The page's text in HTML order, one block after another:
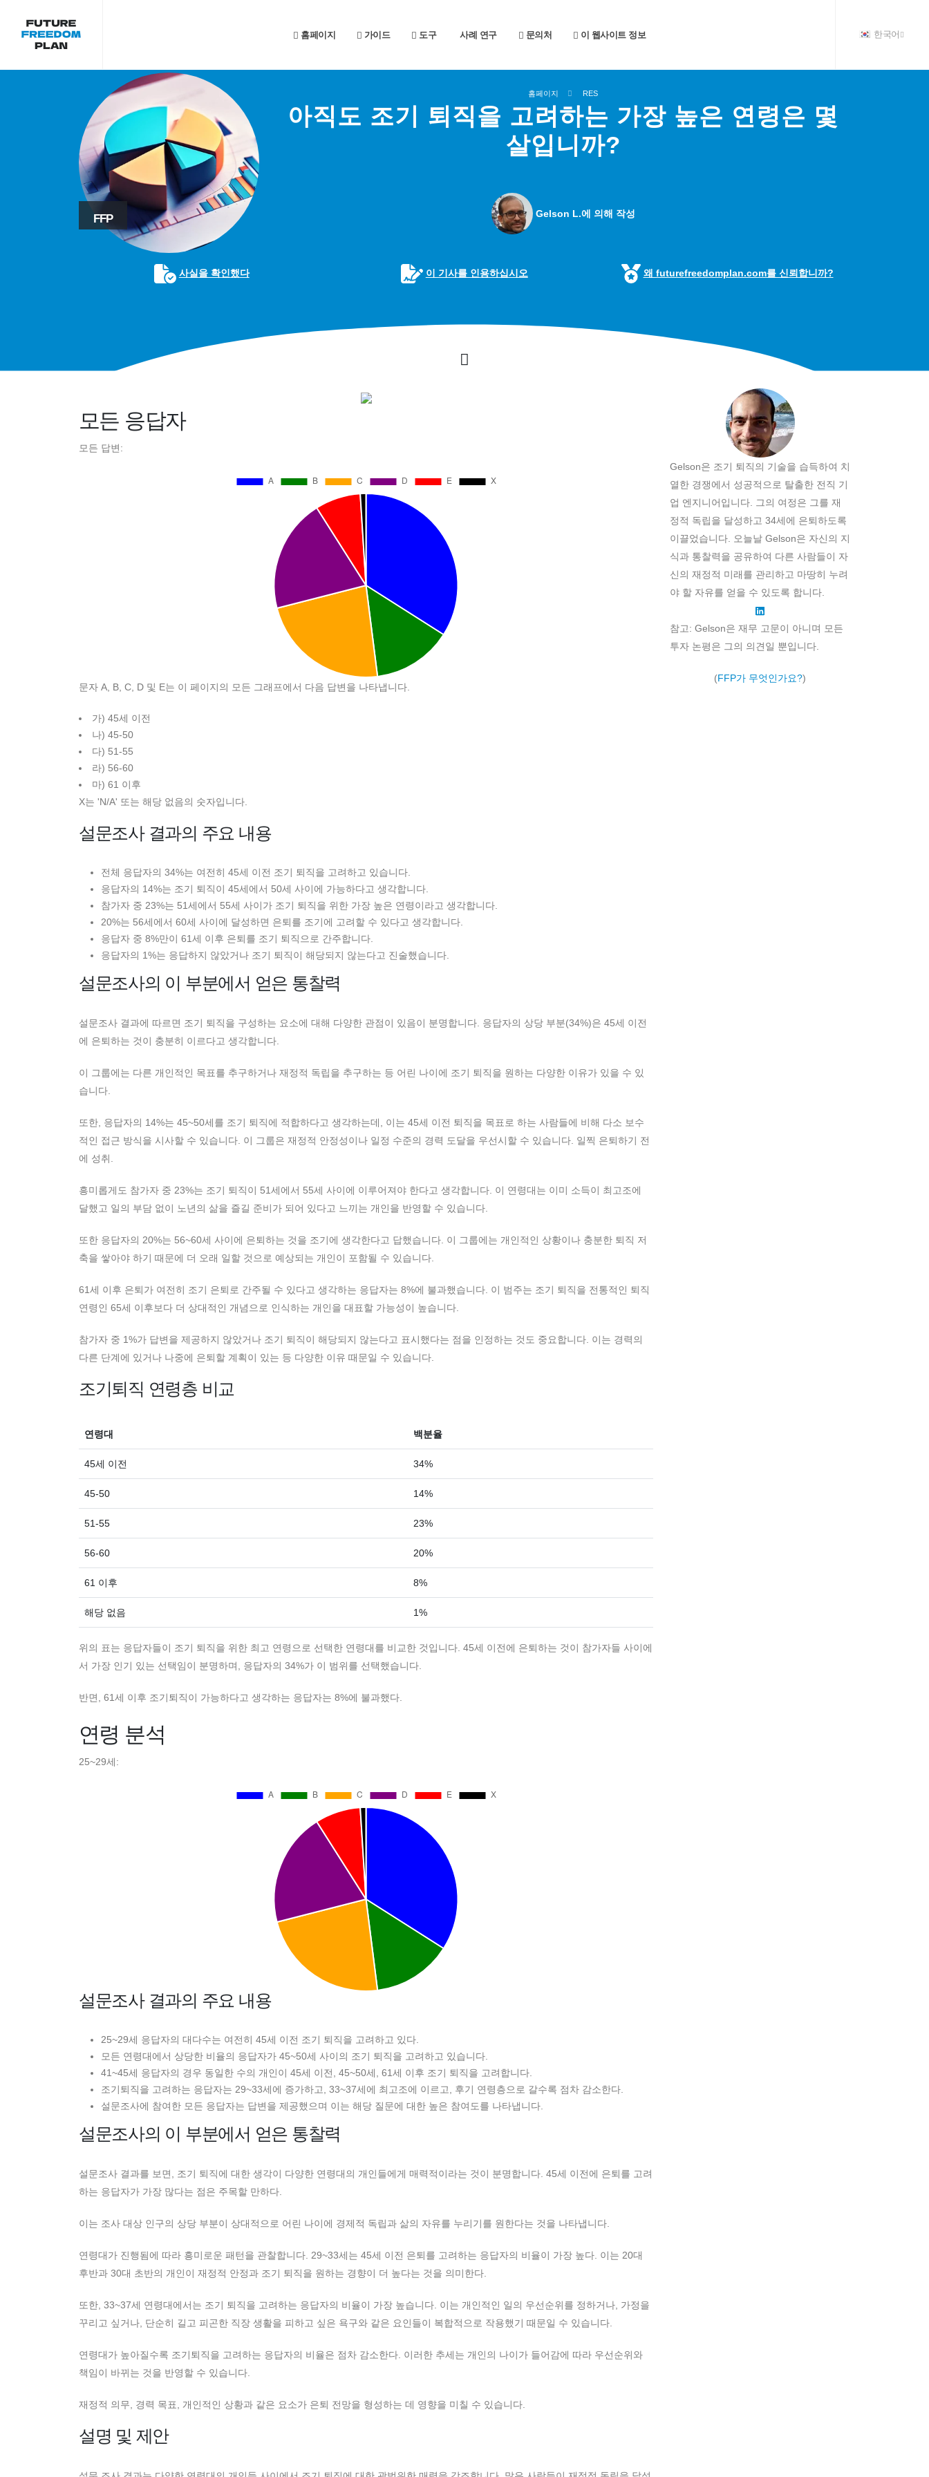
홈페이지 가이드 도구 사례 연구 문의처 이 웹사이트 정보 한국어
FFP
홈페이지 RES
아직도 조기 퇴직을 고려하는 가장 높은 연령은 몇
살입니까?
Gelson L.에 의해 작성
사실을 확인했다 이 기사를 인용하십시오 왜 futurefreedomplan.com를 신뢰합니까?
모든 응답자
모든 답변:
문자 A, B, C, D 및 E는 이 페이지의 모든 그래프에서 다음 답변을 나타냅니다.
가) 45세 이전
나) 45-50
다) 51-55
라) 56-60
마) 61 이후
X는 'N/A' 또는 해당 없음의 숫자입니다.
설문조사 결과의 주요 내용
전체 응답자의 34%는 여전히 45세 이전 조기 퇴직을 고려하고 있습니다.
응답자의 14%는 조기 퇴직이 45세에서 50세 사이에 가능하다고 생각합니다.
참가자 중 23%는 51세에서 55세 사이가 조기 퇴직을 위한 가장 높은 연령이라고 생각합니다.
20%는 56세에서 60세 사이에 달성하면 은퇴를 조기에 고려할 수 있다고 생각합니다.
응답자 중 8%만이 61세 이후 은퇴를 조기 퇴직으로 간주합니다.
응답자의 1%는 응답하지 않았거나 조기 퇴직이 해당되지 않는다고 진술했습니다.
설문조사의 이 부분에서 얻은 통찰력
설문조사 결과에 따르면 조기 퇴직을 구성하는 요소에 대해 다양한 관점이 있음이 분명합니다. 응답자의 상당 부분(34%)은 45세 이전
에 은퇴하는 것이 충분히 이르다고 생각합니다.
이 그룹에는 다른 개인적인 목표를 추구하거나 재정적 독립을 추구하는 등 어린 나이에 조기 퇴직을 원하는 다양한 이유가 있을 수 있
습니다.
또한, 응답자의 14%는 45~50세를 조기 퇴직에 적합하다고 생각하는데, 이는 45세 이전 퇴직을 목표로 하는 사람들에 비해 다소 보수
적인 접근 방식을 시사할 수 있습니다. 이 그룹은 재정적 안정성이나 일정 수준의 경력 도달을 우선시할 수 있습니다. 일찍 은퇴하기 전
에 성취.
흥미롭게도 참가자 중 23%는 조기 퇴직이 51세에서 55세 사이에 이루어져야 한다고 생각합니다. 이 연령대는 이미 소득이 최고조에
달했고 일의 부담 없이 노년의 삶을 즐길 준비가 되어 있다고 느끼는 개인을 반영할 수 있습니다.
또한 응답자의 20%는 56~60세 사이에 은퇴하는 것을 조기에 생각한다고 답했습니다. 이 그룹에는 개인적인 상황이나 충분한 퇴직 저
축을 쌓아야 하기 때문에 더 오래 일할 것으로 예상되는 개인이 포함될 수 있습니다.
61세 이후 은퇴가 여전히 조기 은퇴로 간주될 수 있다고 생각하는 응답자는 8%에 불과했습니다. 이 범주는 조기 퇴직을 전통적인 퇴직
연령인 65세 이후보다 더 상대적인 개념으로 인식하는 개인을 대표할 가능성이 높습니다.
참가자 중 1%가 답변을 제공하지 않았거나 조기 퇴직이 해당되지 않는다고 표시했다는 점을 인정하는 것도 중요합니다. 이는 경력의
다른 단계에 있거나 나중에 은퇴할 계획이 있는 등 다양한 이유 때문일 수 있습니다.
조기퇴직 연령층 비교
연령대 백분율
45세 이전 34%
45-50 14%
51-55 23%
56-60 20%
61 이후 8%
해당 없음 1%
위의 표는 응답자들이 조기 퇴직을 위한 최고 연령으로 선택한 연령대를 비교한 것입니다. 45세 이전에 은퇴하는 것이 참가자들 사이에
서 가장 인기 있는 선택임이 분명하며, 응답자의 34%가 이 범위를 선택했습니다.
반면, 61세 이후 조기퇴직이 가능하다고 생각하는 응답자는 8%에 불과했다.
연령 분석
25~29세:
설문조사 결과의 주요 내용
25~29세 응답자의 대다수는 여전히 45세 이전 조기 퇴직을 고려하고 있다.
모든 연령대에서 상당한 비율의 응답자가 45~50세 사이의 조기 퇴직을 고려하고 있습니다.
41~45세 응답자의 경우 동일한 수의 개인이 45세 이전, 45~50세, 61세 이후 조기 퇴직을 고려합니다.
조기퇴직을 고려하는 응답자는 29~33세에 증가하고, 33~37세에 최고조에 이르고, 후기 연령층으로 갈수록 점차 감소한다.
설문조사에 참여한 모든 응답자는 답변을 제공했으며 이는 해당 질문에 대한 높은 참여도를 나타냅니다.
설문조사의 이 부분에서 얻은 통찰력
설문조사 결과를 보면, 조기 퇴직에 대한 생각이 다양한 연령대의 개인들에게 매력적이라는 것이 분명합니다. 45세 이전에 은퇴를 고려
하는 응답자가 가장 많다는 점은 주목할 만하다.
이는 조사 대상 인구의 상당 부분이 상대적으로 어린 나이에 경제적 독립과 삶의 자유를 누리기를 원한다는 것을 나타냅니다.
연령대가 진행됨에 따라 흥미로운 패턴을 관찰합니다. 29~33세는 45세 이전 은퇴를 고려하는 응답자의 비율이 가장 높다. 이는 20대
후반과 30대 초반의 개인이 재정적 안정과 조기 퇴직을 원하는 경향이 더 높다는 것을 의미한다.
또한, 33~37세 연령대에서는 조기 퇴직을 고려하는 응답자의 비율이 가장 높습니다. 이는 개인적인 일의 우선순위를 정하거나, 가정을
꾸리고 싶거나, 단순히 길고 피곤한 직장 생활을 피하고 싶은 욕구와 같은 요인들이 복합적으로 작용했기 때문일 수 있습니다.
연령대가 높아질수록 조기퇴직을 고려하는 응답자의 비율은 점차 감소한다. 이러한 추세는 개인의 나이가 들어감에 따라 우선순위와
책임이 바뀌는 것을 반영할 수 있습니다.
재정적 의무, 경력 목표, 개인적인 상황과 같은 요소가 은퇴 전망을 형성하는 데 영향을 미칠 수 있습니다.
설명 및 제안
Gelson은 조기 퇴직의 기술을 습득하여 치
열한 경쟁에서 성공적으로 탈출한 전직 기
업 엔지니어입니다. 그의 여정은 그를 재
정적 독립을 달성하고 34세에 은퇴하도록
이끌었습니다. 오늘날 Gelson은 자신의 지
식과 통찰력을 공유하여 다른 사람들이 자
신의 재정적 미래를 관리하고 마땅히 누려
야 할 자유를 얻을 수 있도록 합니다.
참고: Gelson은 재무 고문이 아니며 모든
투자 논평은 그의 의견일 뿐입니다.
(FFP가 무엇인가요?)